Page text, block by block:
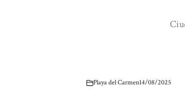
Playa del Carmen14/08/2025